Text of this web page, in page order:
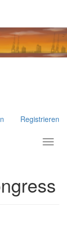
Registrieren